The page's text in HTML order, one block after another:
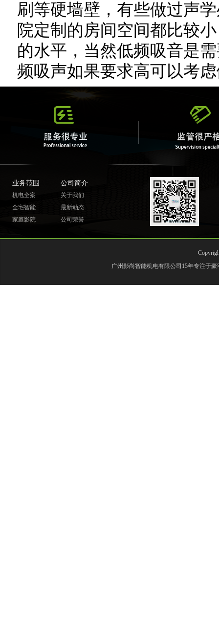
刷等硬墙壁，有些做过声
院定制的房间空间都比较
的水平，当然低频吸音是
频吸声如果要求高可以考
业务范围
机电全案
全宅智能
家庭影院
公司简介
关于我们
最新动态
公司荣誉
广州影尚智能机电有限公司15年专注于